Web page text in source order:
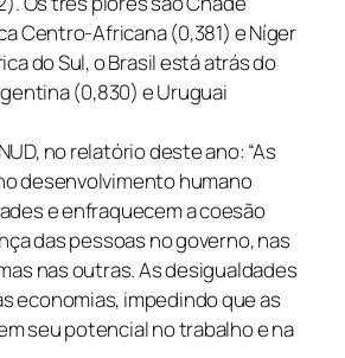
Centro-Africana (0,381) e Níger
do Sul, o Brasil está atrás do
(0,830) e Uruguai
no relatório deste ano: “As
desenvolvimento humano
e enfraquecem a coesão
das pessoas no governo, nas
nas outras. As desigualdades
economias, impedindo que as
seu potencial no trabalho e na